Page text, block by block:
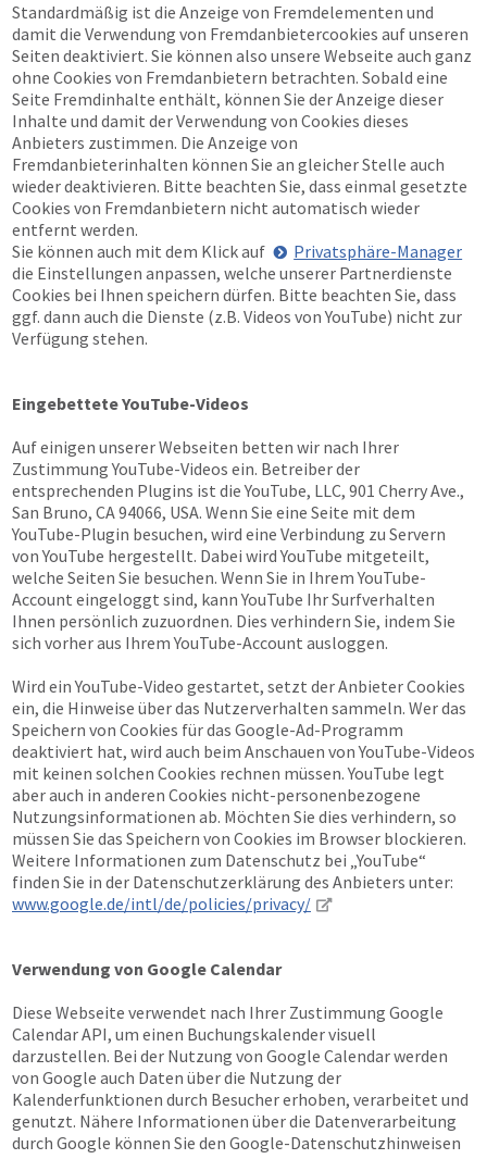
Standardmäßig ist die Anzeige von Fremdelementen und
damit die Verwendung von Fremdanbietercookies auf unseren
Seiten deaktiviert. Sie können also unsere Webseite auch ganz
ohne Cookies von Fremdanbietern betrachten. Sobald eine
Seite Fremdinhalte enthält, können Sie der Anzeige dieser
Inhalte und damit der Verwendung von Cookies dieses
Anbieters zustimmen. Die Anzeige von
Fremdanbieterinhalten können Sie an gleicher Stelle auch
wieder deaktivieren. Bitte beachten Sie, dass einmal gesetzte
Cookies von Fremdanbietern nicht automatisch wieder
entfernt werden.
Sie können auch mit dem Klick auf
Privatsphäre-Manager
die Einstellungen anpassen, welche unserer Partnerdienste
Cookies bei Ihnen speichern dürfen. Bitte beachten Sie, dass
ggf. dann auch die Dienste (z.B. Videos von YouTube) nicht zur
Verfügung stehen.
Eingebettete YouTube-Videos
Auf einigen unserer Webseiten betten wir nach Ihrer
Zustimmung YouTube-Videos ein. Betreiber der
entsprechenden Plugins ist die YouTube, LLC, 901 Cherry Ave.,
San Bruno, CA 94066, USA. Wenn Sie eine Seite mit dem
YouTube-Plugin besuchen, wird eine Verbindung zu Servern
von YouTube hergestellt. Dabei wird YouTube mitgeteilt,
welche Seiten Sie besuchen. Wenn Sie in Ihrem YouTube-
Account eingeloggt sind, kann YouTube Ihr Surfverhalten
Ihnen persönlich zuzuordnen. Dies verhindern Sie, indem Sie
sich vorher aus Ihrem YouTube-Account ausloggen.
Wird ein YouTube-Video gestartet, setzt der Anbieter Cookies
ein, die Hinweise über das Nutzerverhalten sammeln. Wer das
Speichern von Cookies für das Google-Ad-Programm
deaktiviert hat, wird auch beim Anschauen von YouTube-Videos
mit keinen solchen Cookies rechnen müssen. YouTube legt
aber auch in anderen Cookies nicht-personenbezogene
Nutzungsinformationen ab. Möchten Sie dies verhindern, so
müssen Sie das Speichern von Cookies im Browser blockieren.
Weitere Informationen zum Datenschutz bei „YouTube“
finden Sie in der Datenschutzerklärung des Anbieters unter:
www.google.de/intl/de/policies/privacy/
Verwendung von Google Calendar
Diese Webseite verwendet nach Ihrer Zustimmung Google
Calendar API, um einen Buchungskalender visuell
darzustellen. Bei der Nutzung von Google Calendar werden
von Google auch Daten über die Nutzung der
Kalenderfunktionen durch Besucher erhoben, verarbeitet und
genutzt. Nähere Informationen über die Datenverarbeitung
durch Google können Sie den Google-Datenschutzhinweisen